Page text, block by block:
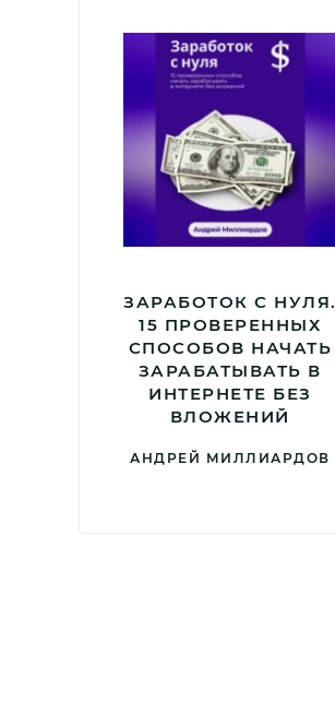
ЗАРАБОТОК С НУЛЯ.
15 ПРОВЕРЕННЫХ
СПОСОБОВ НАЧАТЬ
ЗАРАБАТЫВАТЬ В
ИНТЕРНЕТЕ БЕЗ
ВЛОЖЕНИЙ
АНДРЕЙ МИЛЛИАРДОВ